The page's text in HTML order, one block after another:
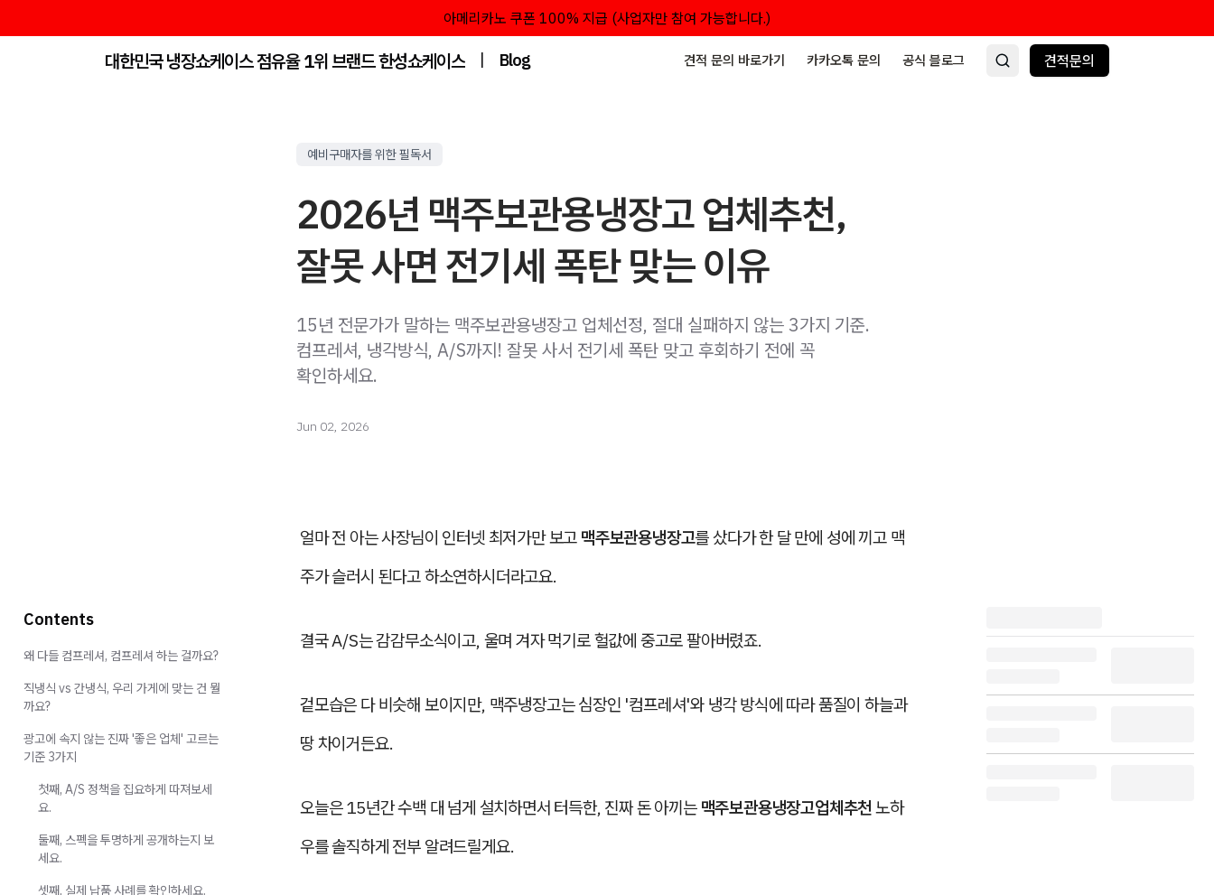
아메리카노 쿠폰 100% 지급 (사업자만 참여 가능합니다.)
대한민국 냉장쇼케이스 점유율 1위 브랜드 한성쇼케이스 | Blog 견적 문의 바로가기 카카오톡 문의 공식 블로그 견적문의
예비구매자를 위한 필독서
2026년 맥주보관용냉장고 업체추천,
잘못 사면 전기세 폭탄 맞는 이유
15년 전문가가 말하는 맥주보관용냉장고 업체선정, 절대 실패하지 않는 3가지 기준.
컴프레셔, 냉각방식, A/S까지! 잘못 사서 전기세 폭탄 맞고 후회하기 전에 꼭
확인하세요.
Jun 02, 2026
얼마 전 아는 사장님이 인터넷 최저가만 보고 맥주보관용냉장고를 샀다가 한 달 만에 성에 끼고 맥
주가 슬러시 된다고 하소연하시더라고요.
결국 A/S는 감감무소식이고, 울며 겨자 먹기로 헐값에 중고로 팔아버렸죠.
겉모습은 다 비슷해 보이지만, 맥주냉장고는 심장인 '컴프레셔'와 냉각 방식에 따라 품질이 하늘과
땅 차이거든요.
오늘은 15년간 수백 대 넘게 설치하면서 터득한, 진짜 돈 아끼는 맥주보관용냉장고업체추천 노하
우를 솔직하게 전부 알려드릴게요.
Contents
왜 다들 컴프레셔, 컴프레셔 하는 걸까요?
직냉식 vs 간냉식, 우리 가게에 맞는 건 뭘
까요?
광고에 속지 않는 진짜 '좋은 업체' 고르는
기준 3가지
첫째, A/S 정책을 집요하게 따져보세
요.
둘째, 스펙을 투명하게 공개하는지 보
세요.
셋째, 실제 납품 사례를 확인하세요.